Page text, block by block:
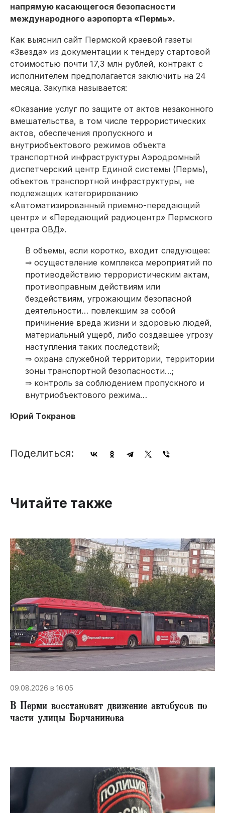
напрямую касающегося безопасности
международного аэропорта «Пермь».
Как выяснил сайт Пермской краевой газеты
«Звезда» из документации к тендеру стартовой
стоимостью почти 17,3 млн рублей, контракт с
исполнителем предполагается заключить на 24
месяца. Закупка называется:
«Оказание услуг по защите от актов незаконного
вмешательства, в том числе террористических
актов, обеспечения пропускного и
внутриобъектового режимов объекта
транспортной инфраструктуры Аэродромный
диспетчерский центр Единой системы (Пермь),
объектов транспортной инфраструктуры, не
подлежащих категорированию
«Автоматизированный приемно-передающий
центр» и «Передающий радиоцентр» Пермского
центра ОВД».
В объемы, если коротко, входит следующее:
⇒ осуществление комплекса мероприятий по
противодействию террористическим актам,
противоправным действиям или
бездействиям, угрожающим безопасной
деятельности… повлекшим за собой
причинение вреда жизни и здоровью людей,
материальный ущерб, либо создавшее угрозу
наступления таких последствий;
⇒ охрана служебной территории, территории
зоны транспортной безопасности…;
⇒ контроль за соблюдением пропускного и
внутриобъектового режима…
Юрий Токранов
Поделиться:
Читайте также
09.08.2026 в 16:05
В Перми восстановят движение автобусов по
части улицы Борчанинова